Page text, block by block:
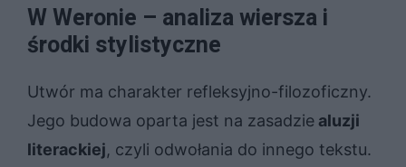
W Weronie – analiza wiersza i
środki stylistyczne
Utwór ma charakter refleksyjno-filozoficzny.
Jego budowa oparta jest na zasadzie aluzji
literackiej, czyli odwołania do innego tekstu.